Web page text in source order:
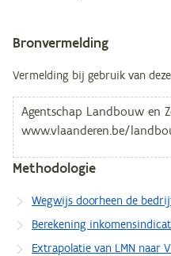
Bronvermelding
Vermelding bij gebruik van
Methodologie
Wegwijs doorheen de
Berekening
Extrapolatie van LMN naar